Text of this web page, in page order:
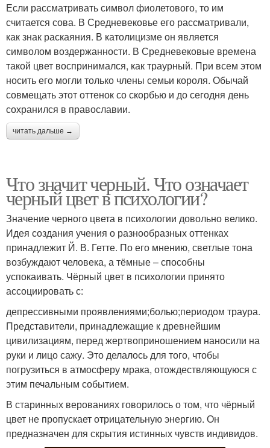
Если рассматривать символ фиолетового, то им
считается сова. В Средневековье его рассматривали,
как знак раскаяния. В католицизме он является
символом воздержанности. В Средневековые времена
такой цвет воспринимался, как траурный. При всем этом
носить его могли только члены семьи короля. Обычай
совмещать этот оттенок со скорбью и до сегодня день
сохранился в православии.
читать дальше →
Что значит черный. Что означает
черный цвет в психологии?
Значение черного цвета в психологии довольно велико.
Идея создания учения о разнообразных оттенках
принадлежит Й. В. Гетте. По его мнению, светлые тона
возбуждают человека, а тёмные – способны
успокаивать. Чёрный цвет в психологии принято
ассоциировать с:
депрессивными проявлениями;болью;периодом траура.
Представители, принадлежащие к древнейшим
цивилизациям, перед жертвоприношением наносили на
руки и лицо сажу. Это делалось для того, чтобы
погрузиться в атмосферу мрака, отождествляющуюся с
этим печальным событием.
В старинных верованиях говорилось о том, что чёрный
цвет не пропускает отрицательную энергию. Он
предназначен для скрытия истинных чувств индивидов.